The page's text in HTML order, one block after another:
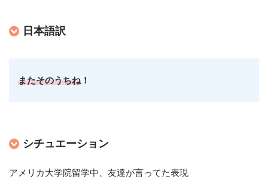
日本語訳
またそのうちね ！
シチュエーション
アメリカ大学院留学中、友達が言ってた表現